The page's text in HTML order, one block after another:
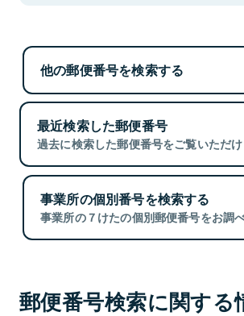
他の郵便番号を検索する
最近検索した郵便番号
過去に検索した郵便番号をご覧いただけ
事業所の個別番号を検索する
事業所の７けたの個別郵便番号をお調べ
郵便番号検索に関する